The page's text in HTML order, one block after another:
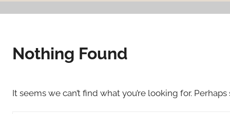
灣
Nothing Found
It seems we can’t find what you’re looking for.